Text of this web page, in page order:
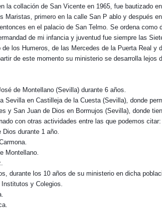
la collación de San Vicente en 1965, fue bautizado
Maristas, primero en la calle San P ablo y después
en el palacio de San Telmo. Se ordena
de mi infancia y juventud fue siempre las
de los Humeros, de las Mercedes de la Puerta Real
de este momento su ministerio se desarrolla
de Montellano (Sevilla) durante 6 años.
Sevilla en Castilleja de la Cuesta (Sevilla), donde
y San Juan de Dios en Bormujos (Sevilla), donde
con otras actividades entre las que podemos citar:
Dios durante 1 año.
Montellano.
durante los 10 años de su ministerio en dicha
y Colegios.